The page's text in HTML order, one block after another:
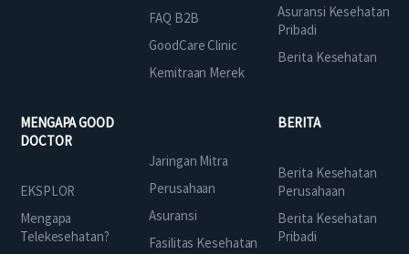
FAQ B2B
GoodCare Clinic
Kemitraan Merek
Asuransi Kesehatan
Pribadi
Berita Kesehatan
MENGAPA GOOD
DOCTOR
EKSPLOR
Mengapa
Telekesehatan?
Jaringan Mitra
Perusahaan
Asuransi
Fasilitas Kesehatan
BERITA
Berita Kesehatan
Perusahaan
Berita Kesehatan
Pribadi